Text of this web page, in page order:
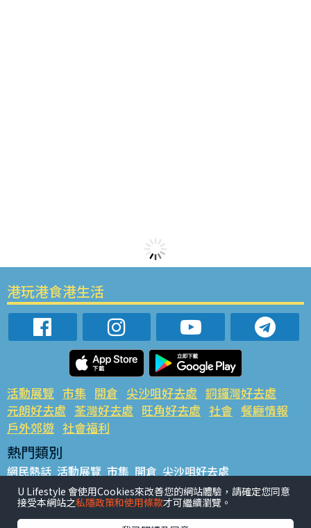
港玩港食港生活
活動展覽 市集 開倉 尖沙咀好去處 銅鑼灣好去處
元朗好去處 荃灣好去處 旺角好去處 社會 餐廳情報
戶外郊遊 社會福利
熱門類別
網民熱話 活動展覽 市集 開倉 尖沙咀好去處
銅鑼灣好去處 元朗好去處 荃灣好去處 旺角好去處 社會
餐廳情報 戶外郊遊
U Lifestyle 會使用Cookies來改善您的網站體驗，請確定您同意
接受本網站之私隱政策和使用條款才可繼續瀏覽。